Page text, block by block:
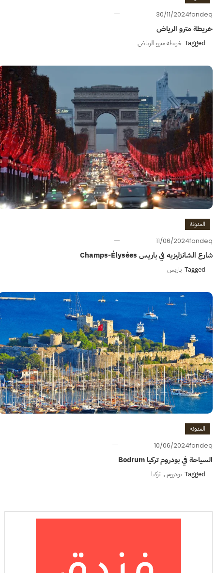
30/11/2024fondeq
خريطة مترو الرياض
Tagged خريطة مترو الرياض
المدونة
11/06/2024fondeq
شارع الشانزليزيه في باريس Champs-Élysées
Tagged باريس
المدونة
10/06/2024fondeq
السياحة في بودروم تركيا Bodrum
Tagged بودروم , تركيا